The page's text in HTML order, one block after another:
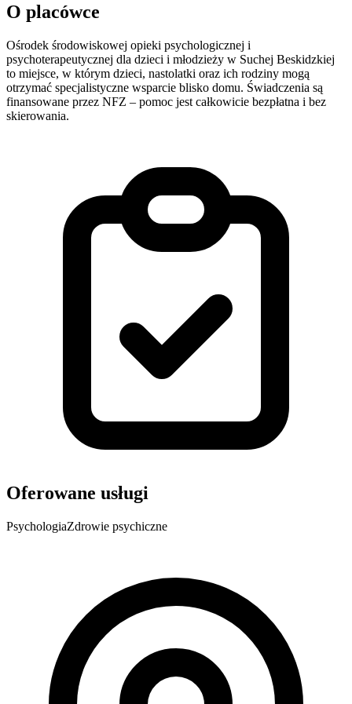
O placówce
Ośrodek środowiskowej opieki psychologicznej i
psychoterapeutycznej dla dzieci i młodzieży w Suchej Beskidzkiej
to miejsce, w którym dzieci, nastolatki oraz ich rodziny mogą
otrzymać specjalistyczne wsparcie blisko domu. Świadczenia są
finansowane przez NFZ – pomoc jest całkowicie bezpłatna i bez
skierowania.
Oferowane usługi
PsychologiaZdrowie psychiczne